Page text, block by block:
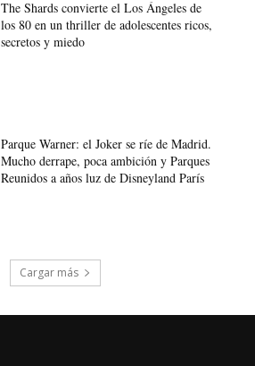
The Shards convierte el Los Ángeles de
los 80 en un thriller de adolescentes ricos,
secretos y miedo
Parque Warner: el Joker se ríe de Madrid.
Mucho derrape, poca ambición y Parques
Reunidos a años luz de Disneyland París
Cargar más